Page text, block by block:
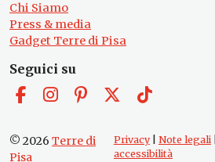
Chi Siamo
Press & media
Gadget Terre di Pisa
Seguici su
© 2026 Terre di
Pisa
Privacy| Note legali|
accessibilità